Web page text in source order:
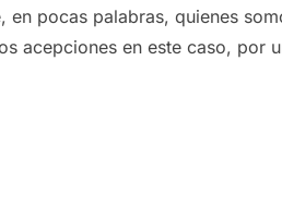
en pocas palabras, quienes
acepciones en este caso, por